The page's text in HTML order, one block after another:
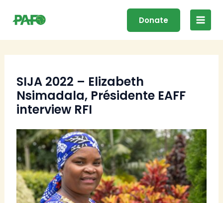
Donate
Main
SIJA 2022 – Elizabeth
Nsimadala, Présidente EAFF
interview RFI